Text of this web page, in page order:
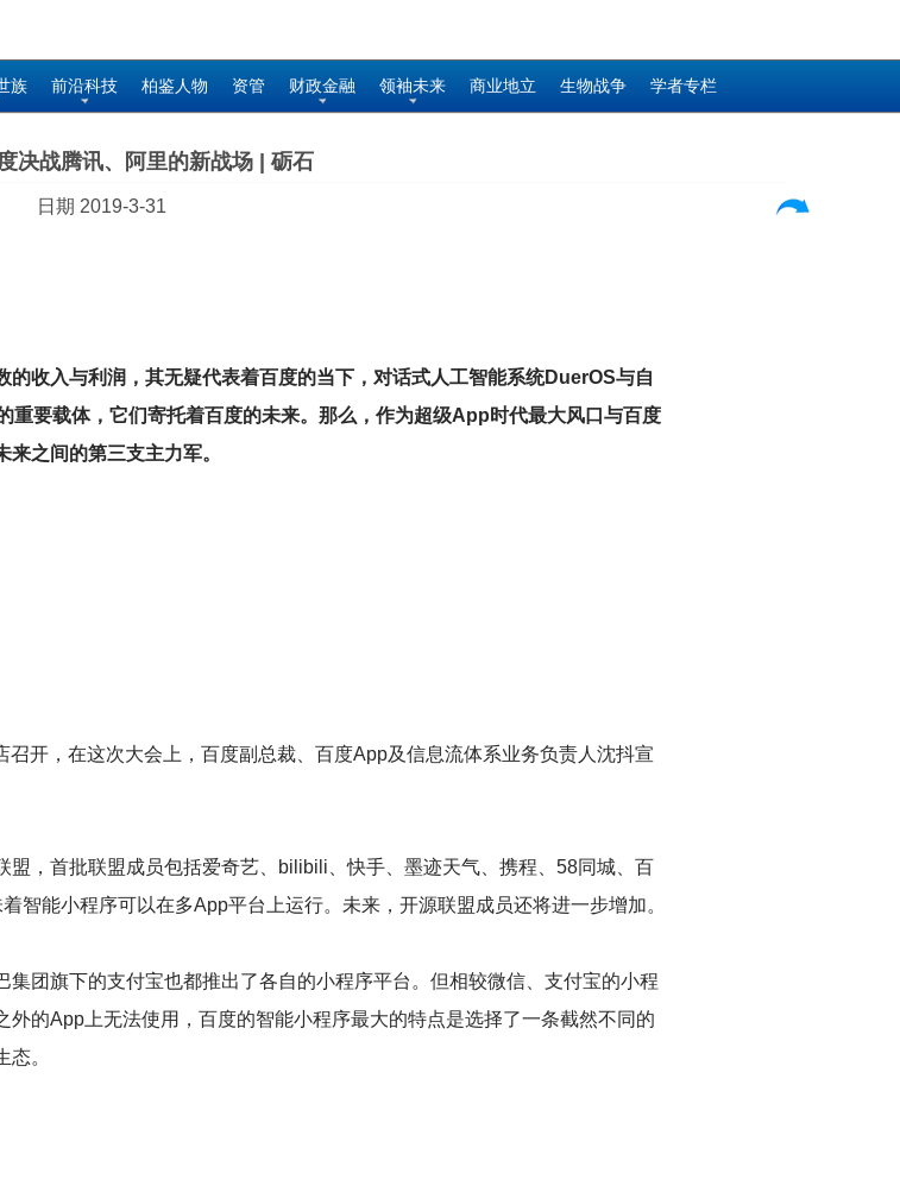
族 前沿科技 柏鉴人物 资管 财政金融 领袖未来 商业地立 生物战争 学者专栏
决战腾讯、阿里的新战场 | 砺石
日期 2019-3-31
的收入与利润，其无疑代表着百度的当下，对话式人工智能系统DuerOS与自
要载体，它们寄托着百度的未来。那么，作为超级App时代最大风口与百度
之间的第三支主力军。
开，在这次大会上，百度副总裁、百度App及信息流体系业务负责人沈抖宣
，首批联盟成员包括爱奇艺、bilibili、快手、墨迹天气、携程、58同城、百
智能小程序可以在多App平台上运行。未来，开源联盟成员还将进一步增加。
团旗下的支付宝也都推出了各自的小程序平台。但相较微信、支付宝的小程
的App上无法使用，百度的智能小程序最大的特点是选择了一条截然不同的
。